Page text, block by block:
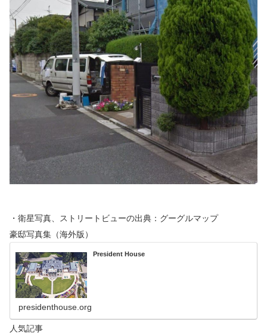
・衛星写真、ストリートビューの出典：グーグルマップ
豪邸写真集（海外版）
President House
presidenthouse.org
人気記事